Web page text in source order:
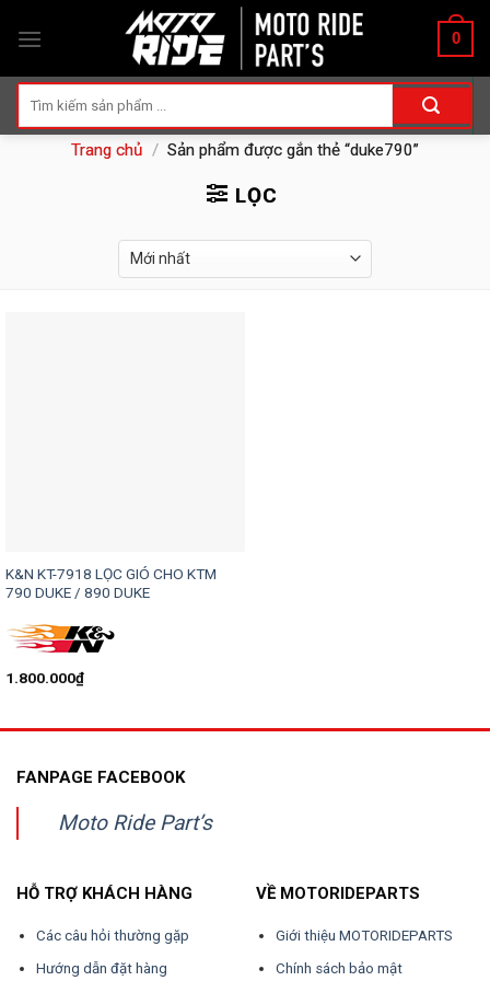
0
kiếm:
Trang chủ / Sản phẩm được gắn thẻ “duke790”
LỌC
K&N KT-7918 LỌC GIÓ CHO KTM
790 DUKE / 890 DUKE
1.800.000₫
FANPAGE FACEBOOK
Moto Ride Part’s
HỖ TRỢ KHÁCH HÀNG
Các câu hỏi thường gặp
Hướng dẫn đặt hàng
VỀ MOTORIDEPARTS
Giới thiệu MOTORIDEPARTS
Chính sách bảo mật